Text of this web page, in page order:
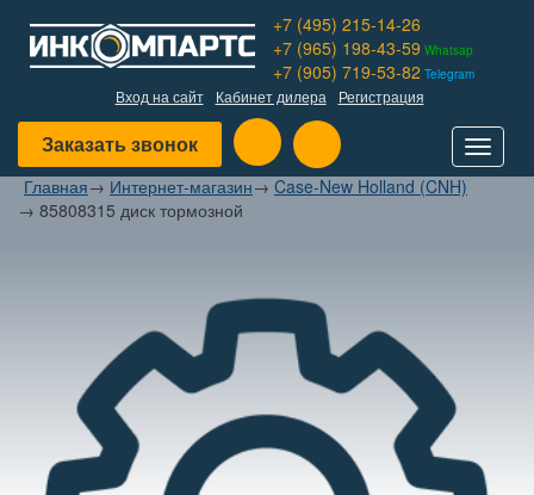
+7 (495) 215-14-26
+7 (965) 198-43-59 Whatsap
+7 (905) 719-53-82 Telegram
Вход на сайт Кабинет дилера Регистрация
Заказать звонок
Toggle
Главная→ Интернет-магазин→ Case-New Holland (CNH)
→ 85808315 диск тормозной